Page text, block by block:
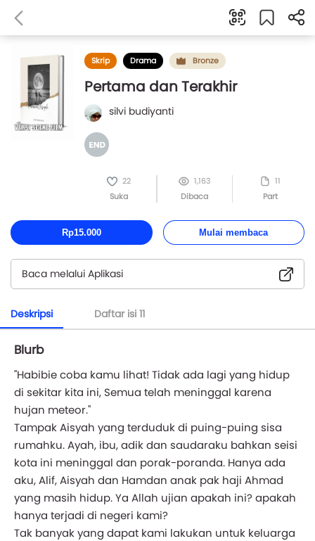
Skrip Drama Bronze
Pertama dan Terakhir
silvi budiyanti
22
Suka
1,163
Dibaca
11
Part
Rp15.000 Mulai membaca
Baca melalui Aplikasi
Deskripsi Daftar isi 11
Blurb
"Habibie coba kamu lihat! Tidak ada lagi yang hidup
di sekitar kita ini, Semua telah meninggal karena
hujan meteor."
Tampak Aisyah yang terduduk di puing-puing sisa
rumahku. Ayah, ibu, adik dan saudaraku bahkan seisi
kota ini meninggal dan porak-poranda. Hanya ada
aku, Alif, Aisyah dan Hamdan anak pak haji Ahmad
yang masih hidup. Ya Allah ujian apakah ini? apakah
hanya terjadi di negeri kami?
Tak banyak yang dapat kami lakukan untuk keluarga